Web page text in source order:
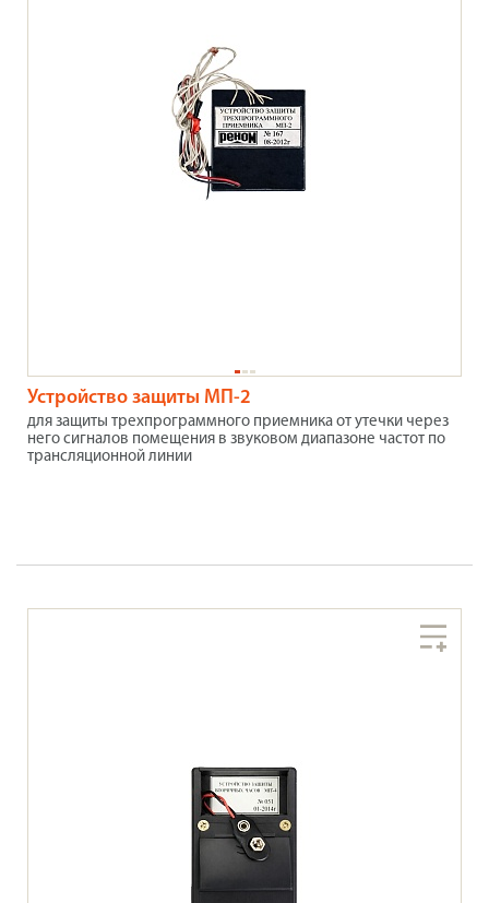
Устройство защиты МП-2
для защиты трехпрограммного приемника от утечки через
него сигналов помещения в звуковом диапазоне частот по
трансляционной линии